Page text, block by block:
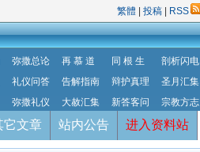
繁體 投稿 RSS
弥撒总论 再 慕 道 同 根 生
剖析闪电
礼仪问答 告解指南 辩护真理
圣月汇集
弥撒礼仪 大赦汇集 新答客问 宗教方志
它文章 站内公告 进入资料站